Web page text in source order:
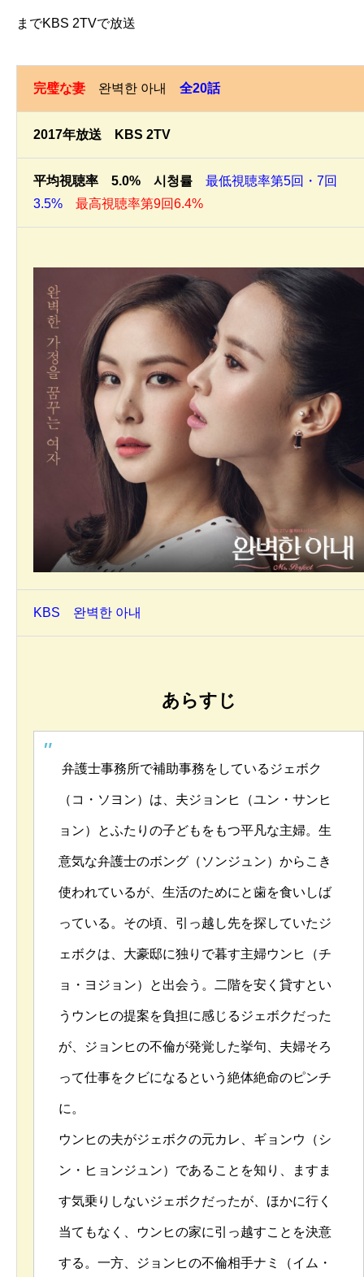
までKBS 2TVで放送
完璧な妻 완벽한 아내 全20話
2017年放送 KBS 2TV
平均視聴率 5.0% 시청률 最低視聴率第5回・7回
3.5% 最高視聴率第9回6.4%
KBS 완벽한 아내
あらすじ
弁護士事務所で補助事務をしているジェボク
（コ・ソヨン）は、夫ジョンヒ（ユン・サンヒ
ョン）とふたりの子どもをもつ平凡な主婦。生
意気な弁護士のボング（ソンジュン）からこき
使われているが、生活のためにと歯を食いしば
っている。その頃、引っ越し先を探していたジ
ェボクは、大豪邸に独りで暮す主婦ウンヒ（チ
ョ・ヨジョン）と出会う。二階を安く貸すとい
うウンヒの提案を負担に感じるジェボクだった
が、ジョンヒの不倫が発覚した挙句、夫婦そろ
って仕事をクビになるという絶体絶命のピンチ
に。
ウンヒの夫がジェボクの元カレ、ギョンウ（シ
ン・ヒョンジュン）であることを知り、ますま
す気乗りしないジェボクだったが、ほかに行く
当てもなく、ウンヒの家に引っ越すことを決意
する。一方、ジョンヒの不倫相手ナミ（イム・